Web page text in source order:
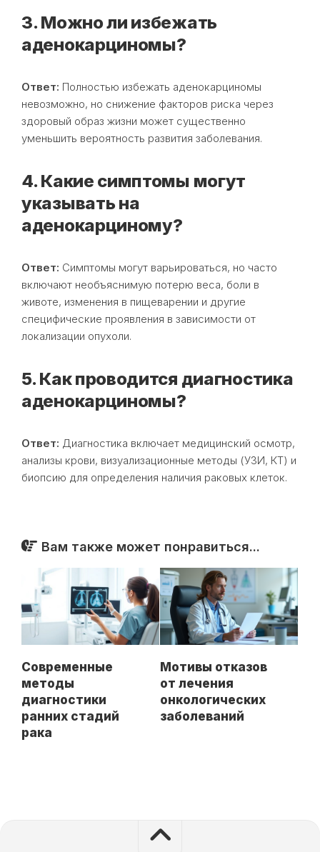
3. Можно ли избежать
аденокарциномы?
Ответ: Полностью избежать аденокарциномы
невозможно, но снижение факторов риска через
здоровый образ жизни может существенно
уменьшить вероятность развития заболевания.
4. Какие симптомы могут
указывать на
аденокарциному?
Ответ: Симптомы могут варьироваться, но часто
включают необъяснимую потерю веса, боли в
животе, изменения в пищеварении и другие
специфические проявления в зависимости от
локализации опухоли.
5. Как проводится диагностика
аденокарциномы?
Ответ: Диагностика включает медицинский осмотр,
анализы крови, визуализационные методы (УЗИ, КТ) и
биопсию для определения наличия раковых клеток.
Вам также может понравиться...
Современные
методы
диагностики
ранних стадий
рака
Мотивы отказов
от лечения
онкологических
заболеваний